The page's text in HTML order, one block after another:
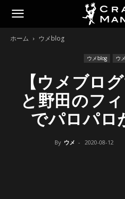
ホーム ウメblog
ウメblog ウ
【ウメブロ
と野田のフ
でパロパロ
By ウメ - 2020-08-12